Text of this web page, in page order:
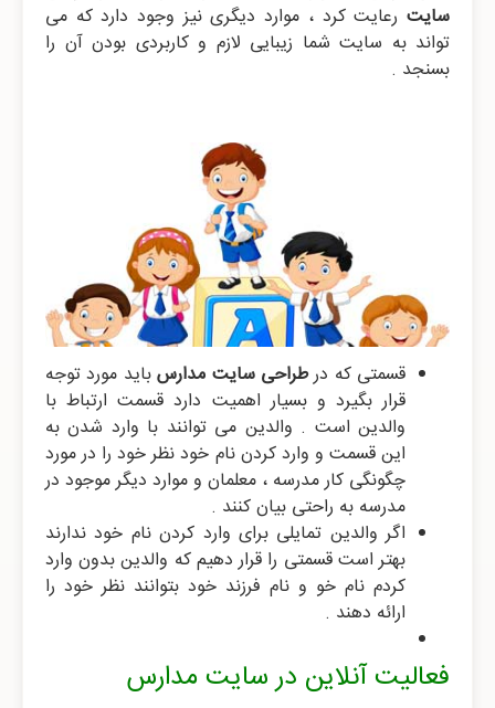
سایت رعایت کرد ، موارد دیگری نیز وجود دارد که می
تواند به سایت شما زیبایی لازم و کاربردی بودن آن را
بسنجد .
قسمتی که درطراحی سایت مدارسباید مورد توجه
قرار بگیرد و بسیار اهمیت دارد قسمت ارتباط با
والدین است . والدین می توانند با وارد شدن به
این قسمت و وارد کردن نام خود نظر خود را در مورد
چگونگی کار مدرسه ، معلمان و موارد دیگر موجود در
مدرسه به راحتی بیان کنند .
اگر والدین تمایلی برای وارد کردن نام خود ندارند
بهتر است قسمتی را قرار دهیم که والدین بدون وارد
کردم نام خو و نام فرزند خود بتوانند نظر خود را
ارائه دهند .
فعالیت آنلاین در سایت مدارس